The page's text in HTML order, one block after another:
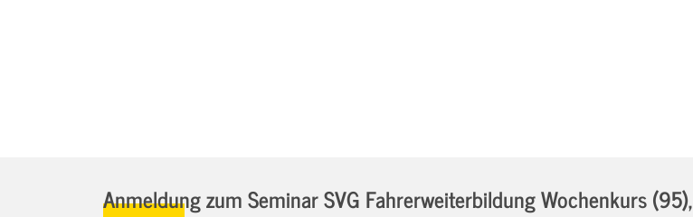
Anmeldung zum Seminar SVG Fahrerweiterbildung Wochenkurs (95),